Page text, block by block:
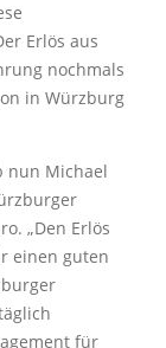
Erlös aus
nochmals
in Würzburg
nun Michael
„Den Erlös
einen guten
für